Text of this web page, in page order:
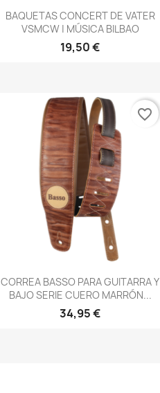
Vista rápida
BAQUETAS CONCERT DE VATER
VSMCW | MÚSICA BILBAO
19,50 €
Vista rápida
CORREA BASSO PARA GUITARRA Y
BAJO SERIE CUERO MARRÓN...
34,95 €
favorite_border